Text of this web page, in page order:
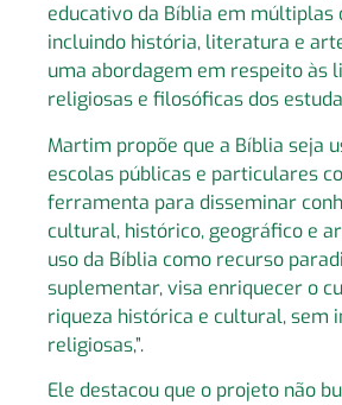
educativo da Bíblia em múltiplas
incluindo história, literatura e
uma abordagem em respeito às
religiosas e filosóficas dos
Martim propõe que a Bíblia seja
escolas públicas e particulares
ferramenta para disseminar
cultural, histórico, geográfico e
uso da Bíblia como recurso
suplementar, visa enriquecer o
riqueza histórica e cultural, sem
religiosas,”.
Ele destacou que o projeto não